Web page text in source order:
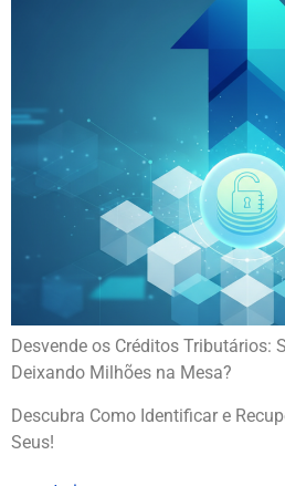
Desvende os Créditos Tributários:
Deixando Milhões na Mesa?
Descubra Como Identificar e
Seus!